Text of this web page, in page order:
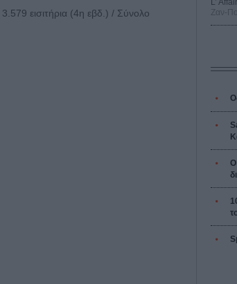
εισιτήρια (4η εβδ.) / Σύνολο
L’
Ζαν-
Ο